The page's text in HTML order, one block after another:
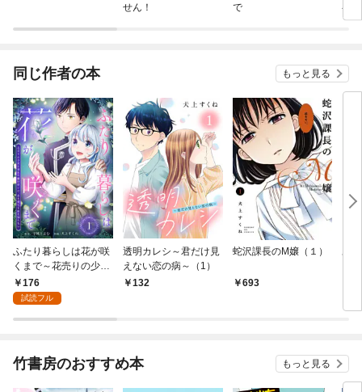
せん！
で
召
同じ作者の本 もっと見る
ふたり暮らしは花が咲
くまで～花売りの少女
と香りの魔法使いは、
恋を育てる術を知らな
176
試読フル
透明カレシ～君だけ見
えない恋の病～（1）
132
蛇沢課長のM嬢（１）
693
竹書房のおすすめ本 もっと見る